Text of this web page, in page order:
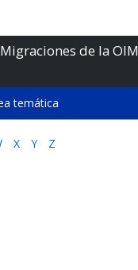
de la OIM
temática
X Y Z